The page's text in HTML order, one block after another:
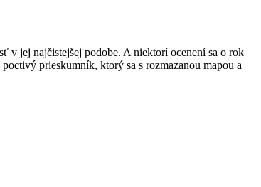
v jej najčistejšej podobe. A niektorí ocenení sa o rok
prieskumník, ktorý sa s rozmazanou mapou a